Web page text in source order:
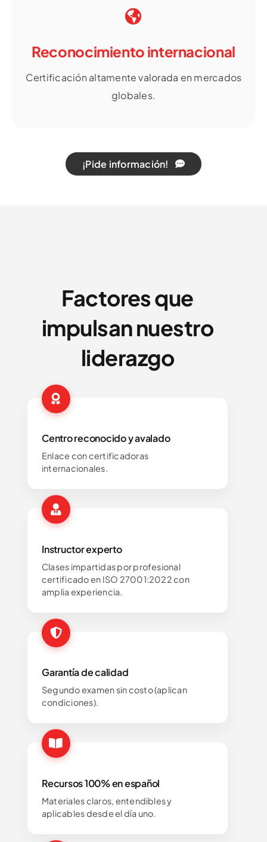
Reconocimiento internacional
Certificación altamente valorada en mercados
globales.
¡Pide información!
Factores que
impulsan nuestro
liderazgo
Centro reconocido y avalado
Enlace con certificadoras
internacionales.
Instructor experto
Clases impartidas por profesional
certificado en ISO 27001:2022 con
amplia experiencia.
Garantía de calidad
Segundo examen sin costo (aplican
condiciones).
Recursos 100% en español
Materiales claros, entendibles y
aplicables desde el día uno.